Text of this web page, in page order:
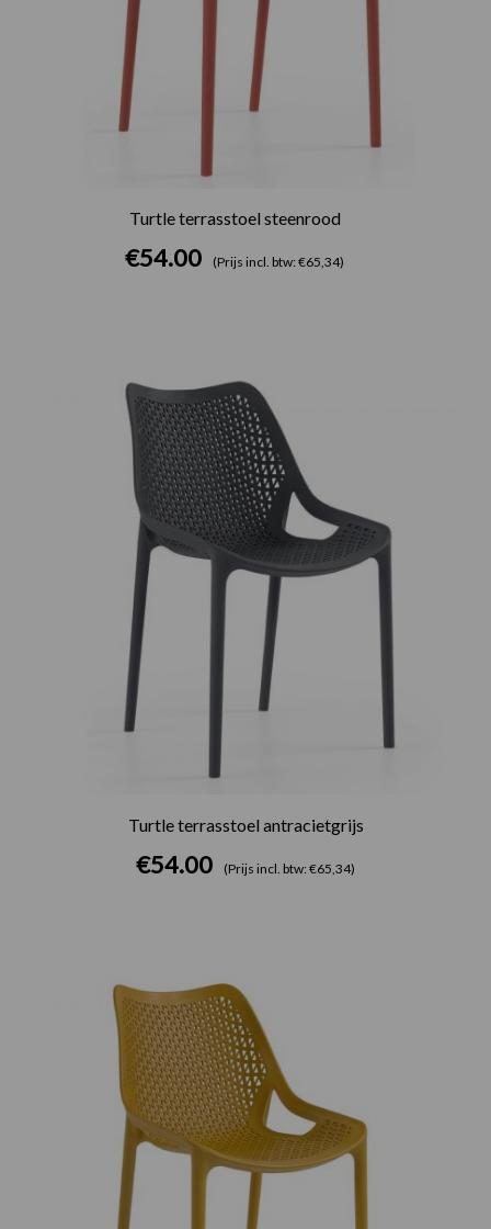
Turtle terrasstoel steenrood
€54.00 (Prijs incl. btw: €65,34)
Turtle terrasstoel antracietgrijs
€54.00 (Prijs incl. btw: €65,34)